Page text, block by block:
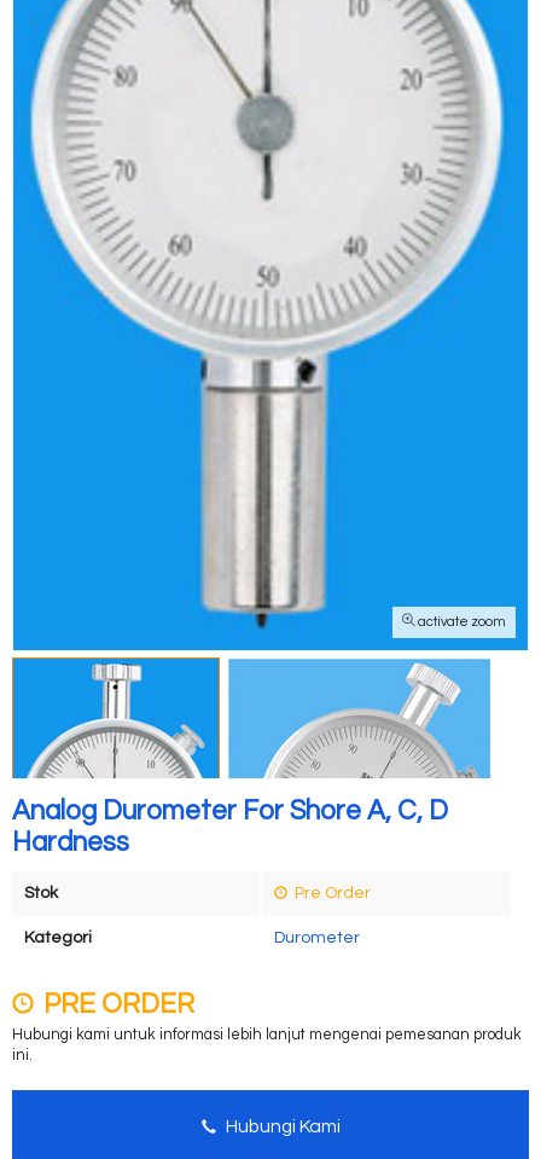
activate zoom
Analog Durometer For Shore A, C, D
Hardness
Stok Pre Order
Kategori Durometer
PRE ORDER
Hubungi kami untuk informasi lebih lanjut mengenai pemesanan produk
ini.
Hubungi Kami